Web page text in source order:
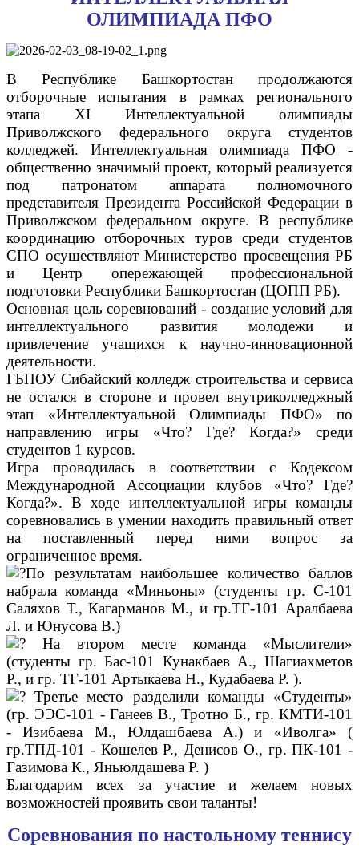
ОЛИМПИАДА ПФО
В Республике Башкортостан продолжаются
отборочные испытания в рамках регионального
этапа XI Интеллектуальной олимпиады
Приволжского федерального округа студентов
колледжей. Интеллектуальная олимпиада ПФО -
общественно значимый проект, который реализуется
под патронатом аппарата полномочного
представителя Президента Российской Федерации в
Приволжском федеральном округе. В республике
координацию отборочных туров среди студентов
СПО осуществляют Министерство просвещения РБ
и Центр опережающей профессиональной
подготовки Республики Башкортостан (ЦОПП РБ).
Основная цель соревнований - создание условий для
интеллектуального развития молодежи и
привлечение учащихся к научно-инновационной
деятельности.
ГБПОУ Сибайский колледж строительства и сервиса
не остался в стороне и провел внутриколледжный
этап «Интеллектуальной Олимпиады ПФО» по
направлению игры «Что? Где? Когда?» среди
студентов 1 курсов.
Игра проводилась в соответствии с Кодексом
Международной Ассоциации клубов «Что? Где?
Когда?». В ходе интеллектуальной игры команды
соревновались в умении находить правильный ответ
на поставленный перед ними вопрос за
ограниченное время.
По результатам наибольшее количество баллов
набрала команда «Миньоны» (студенты гр. С-101
Саляхов Т., Кагарманов М., и гр.ТГ-101 Аралбаева
Л. и Юнусова В.)
На втором месте команда «Мыслители»
(студенты гр. Бас-101 Кунакбаев А., Шагиахметов
Р., и гр. ТГ-101 Артыкаева Н., Кудабаева Р. ).
Третье место разделили команды «Студенты»
(гр. ЭЭС-101 - Ганеев В., Тротно Б., гр. КМТИ-101
- Изибаева М., Юлдашбаева А.) и «Иволга» (
гр.ТПД-101 - Кошелев Р., Денисов О., гр. ПК-101 -
Газимова К., Яньюлдашева Р. )
Благодарим всех за участие и желаем новых
возможностей проявить свои таланты!
Соревнования по настольному теннису